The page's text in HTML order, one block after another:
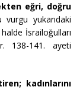
eğri, doğru
yukarıdaki
İsrailoğulları
138-141. ayeti
kadınlarını